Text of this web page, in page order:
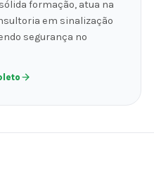
formação, atua na
em sinalização
segurança no